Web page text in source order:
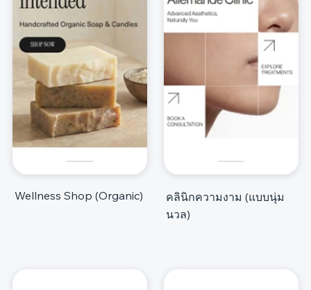
Wellness Shop (Organic)
คลินิกความงาม (แบบนุ่ม
นวล)